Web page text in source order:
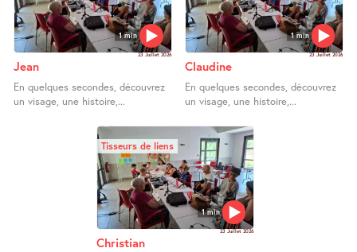
1 min
23 Juillet 2026
Jean
En quelques secondes, découvrez
un visage, une histoire,...
1 min
23 Juillet 2026
Claudine
En quelques secondes, découvrez
un visage, une histoire,...
1 min
Tisseurs de liens
23 Juillet 2026
Christian